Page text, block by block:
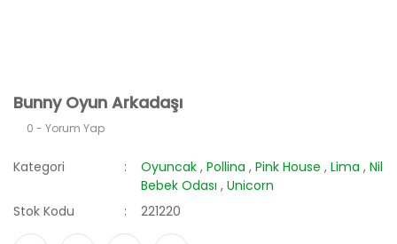
Bunny Oyun Arkadaşı
0 - Yorum Yap
Kategori Oyuncak ,Pollina ,Pink House ,Lima ,Nil
Bebek Odası ,Unicorn
Stok Kodu
221220